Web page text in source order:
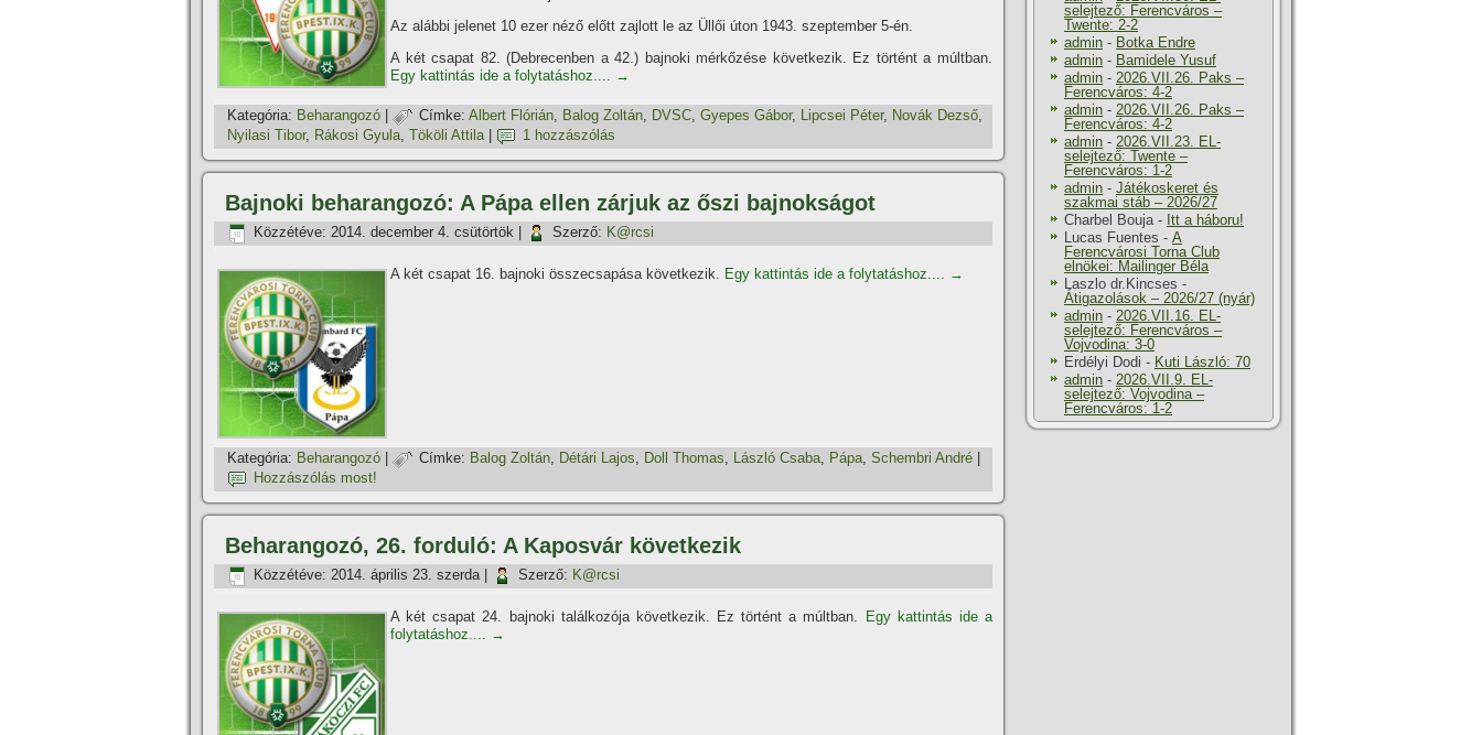
Az alábbi jelenet 10 ezer néző előtt zajlott le az Üllői úton 1943. szeptember 5-én.
A két csapat 82. (Debrecenben a 42.) bajnoki mérkőzése következik. Ez történt a múltban.
Egy kattintás ide a folytatáshoz.... →
Kategória: Beharangozó Címke: Albert Flórián, Balog Zoltán, DVSC, Gyepes Gábor, Lipcsei Péter, Novák Dezső,
Nyilasi Tibor, Rákosi Gyula, Tököli Attila| 1 hozzászólás
Bajnoki beharangozó: A Pápa ellen zárjuk az őszi bajnokságot
Közzétéve: 2014. december 4. csütörtök Szerző: K@rcsi
A két csapat 16. bajnoki összecsapása következik. Egy kattintás ide a folytatáshoz.... →
Kategória: Beharangozó Címke: Balog Zoltán, Détári Lajos, Doll Thomas, László Csaba, Pápa, Schembri André
Hozzászólás most!
Beharangozó, 26. forduló: A Kaposvár következik
Közzétéve: 2014. április 23. szerda| Szerző: K@rcsi
A két csapat 24. bajnoki találkozója következik. Ez történt a múltban.
Egy kattintás ide a
folytatáshoz.... →
selejtező: Ferencváros –
Twente: 2-2
admin - Botka Endre
admin - Bamidele Yusuf
admin - 2026.VII.26. Paks –
Ferencváros: 4-2
admin - 2026.VII.26. Paks –
Ferencváros: 4-2
admin - 2026.VII.23. EL-
selejtező: Twente –
Ferencváros: 1-2
admin - Játékoskeret és
szakmai stáb – 2026/27
Charbel Bouja- Itt a háboru!
Lucas Fuentes - A
Ferencvárosi Torna Club
elnökei: Mailinger Béla
Laszlo dr.Kincses -
Átigazolások – 2026/27 (nyár)
admin - 2026.VII.16. EL-
selejtező: Ferencváros –
Vojvodina: 3-0
Erdélyi Dodi - Kuti László: 70
admin - 2026.VII.9. EL-
selejtező: Vojvodina –
Ferencváros: 1-2